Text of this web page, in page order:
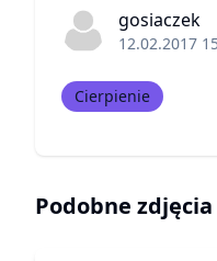
gosiaczek
12.02.2017
Cierpienie
Podobne zdjęcia